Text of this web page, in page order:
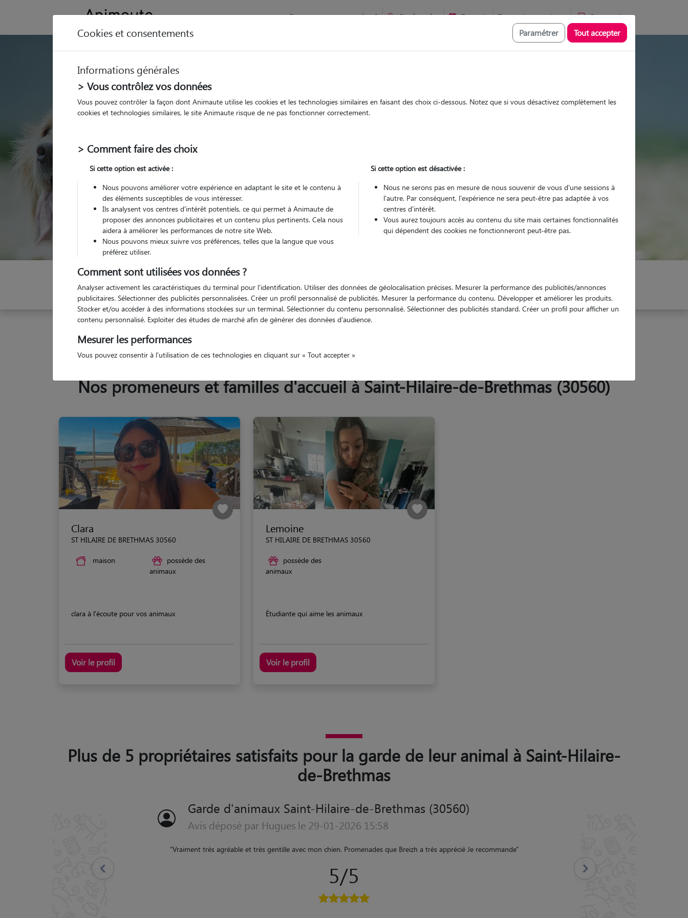
Comment ça marche ? Recherche Favoris Devenir pet sitter Connexion
GARDE ANIMAUX à Saint-Hilaire-de-Brethmas : Garde chien et chat en famille ou à domicile, visites et promenades
Trouvez une garde animaux à
Saint-Hilaire-de-Brethmas
Hilaire-de-Brethmas
Garde Promenades
Pour quel animal ?
Trouver mon Pet Sitter
Indiquez vos dates
Nos promeneurs et familles d'accueil à Saint-Hilaire-de-Brethmas (30560)
Clara
ST HILAIRE DE BRETHMAS 30560
maison
possède des
animaux
clara à l'écoute pour vos animaux
Voir le profil
Lemoine
ST HILAIRE DE BRETHMAS 30560
possède des
animaux
Étudiante qui aime les animaux
Voir le profil
Plus de 5 propriétaires satisfaits pour la garde de leur animal à Saint-Hilaire-
de-Brethmas
Garde d'animaux Saint-Hilaire-de-Brethmas (30560)
Avis déposé par MARTINE le 27-12-2022 07:55
Je suis très satisfaite de la prestation Mathilde est très à l'écoute des animaux, elle les aime ça se voit Opya a été
Mathilde sans réserve.
5/5
Cookies et consentements Paramétrer Tout accepter
Informations générales
> Vous contrôlez vos données
Vous pouvez contrôler la façon dont Animaute utilise les cookies et les technologies similaires en faisant des choix ci-dessous. Notez que si vous désactivez complètement les
cookies et technologies similaires, le site Animaute risque de ne pas fonctionner correctement.
> Comment faire des choix
Si cette option est activée :
Nous pouvons améliorer votre expérience en adaptant le site et le contenu à
des éléments susceptibles de vous intéresser.
Ils analysent vos centres d'intérêt potentiels, ce qui permet à Animaute de
proposer des annonces publicitaires et un contenu plus pertinents. Cela nous
aidera à améliorer les performances de notre site Web.
Nous pouvons mieux suivre vos préférences, telles que la langue que vous
préférez utiliser.
Si cette option est désactivée :
Nous ne serons pas en mesure de nous souvenir de vous d'une sessions à
l'autre. Par conséquent, l'expérience ne sera peut-être pas adaptée à vos
centres d'intérêt.
Vous aurez toujours accès au contenu du site mais certaines fonctionnalités
qui dépendent des cookies ne fonctionneront peut-être pas.
Comment sont utilisées vos données ?
Analyser activement les caractéristiques du terminal pour l'identification. Utiliser des données de géolocalisation précises. Mesurer la performance des publicités/annonces
publicitaires. Sélectionner des publicités personnalisées. Créer un profil personnalisé de publicités. Mesurer la performance du contenu. Développer et améliorer les produits.
Stocker et/ou accéder à des informations stockées sur un terminal. Sélectionner du contenu personnalisé. Sélectionner des publicités standard. Créer un profil pour afficher un
contenu personnalisé. Exploiter des études de marché afin de générer des données d'audience.
Mesurer les performances
Vous pouvez consentir à l'utilisation de ces technologies en cliquant sur « Tout accepter »